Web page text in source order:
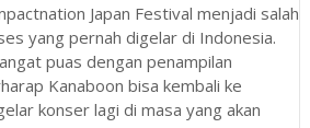
Japan Festival menjadi salah
yang pernah digelar di Indonesia.
puas dengan penampilan
Kanaboon bisa kembali ke
konser lagi di masa yang akan